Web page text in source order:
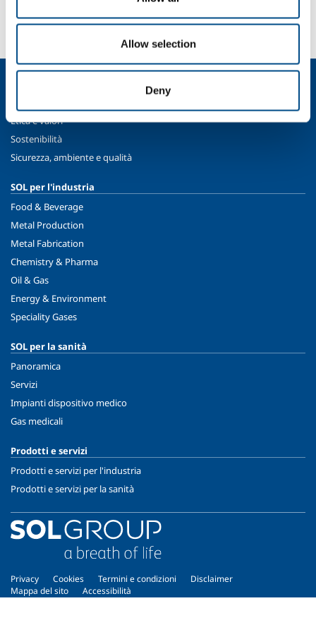
Allow selection
Deny
Contattaci
Etica e valori
Sostenibilità
Sicurezza, ambiente e qualità
SOL per l'industria
Food & Beverage
Metal Production
Metal Fabrication
Chemistry & Pharma
Oil & Gas
Energy & Environment
Speciality Gases
SOL per la sanità
Panoramica
Servizi
Impianti dispositivo medico
Gas medicali
Prodotti e servizi
Prodotti e servizi per l'industria
Prodotti e servizi per la sanità
Privacy Cookies Termini e condizioni
Disclaimer
Mappa del sito
Accessibilità